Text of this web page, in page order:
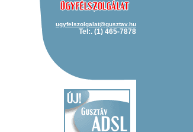
ugyfelszolgalat@gusztav.hu
Tel:. (1) 465-7878